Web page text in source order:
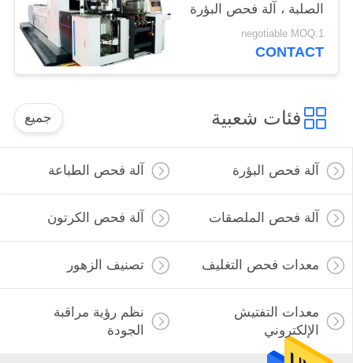
الصلبة ، آلة فحص البؤرة
negotiable MOQ:1
CONTACT
فئات شعبية جميع
آلة فحص البؤرة آلة فحص الطباعة
آلة فحص الملصقات آلة فحص الكرتون
معدات فحص التغليف تصنيف الزهور
معدات التفتيش
الإلكتروني
نظم رؤية مراقبة
الجودة